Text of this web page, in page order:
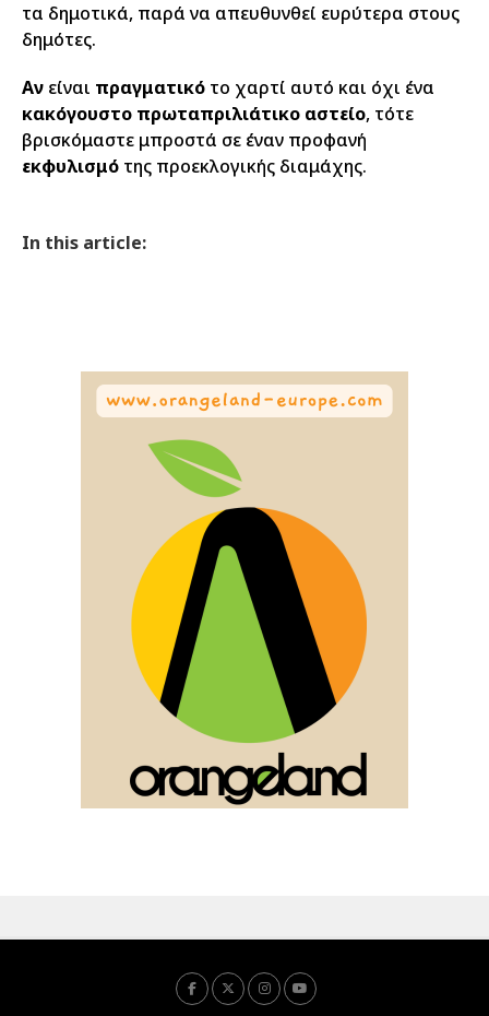
τα δημοτικά, παρά να απευθυνθεί ευρύτερα στους
δημότες.
Αν είναι πραγματικό το χαρτί αυτό και όχι ένα
κακόγουστο πρωταπριλιάτικο αστείο, τότε
βρισκόμαστε μπροστά σε έναν προφανή
εκφυλισμό της προεκλογικής διαμάχης.
In this article: